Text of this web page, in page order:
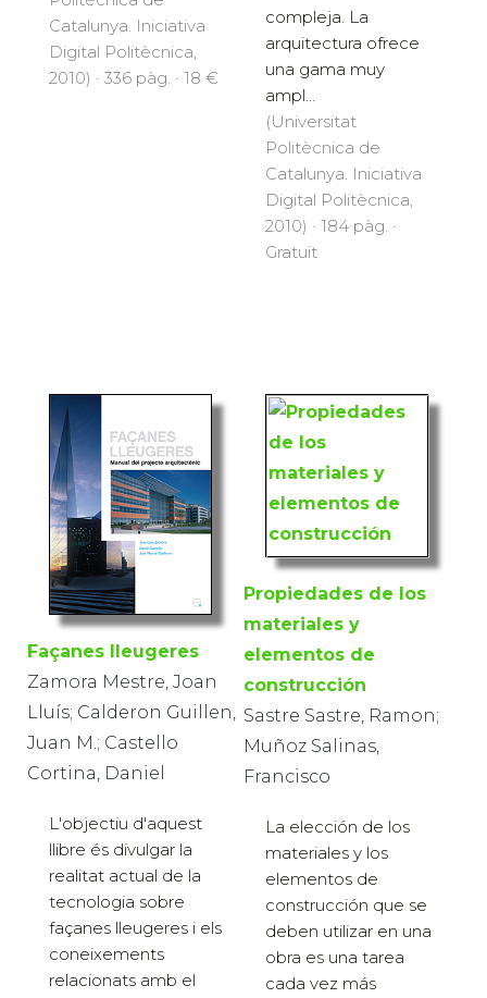
Catalunya. Iniciativa
Digital Politècnica,
2010) · 336 pàg. · 18 €
compleja. La
arquitectura ofrece
una gama muy
ampl...
(Universitat
Politècnica de
Catalunya. Iniciativa
Digital Politècnica,
2010) · 184 pàg. ·
Gratuït
Façanes lleugeres
Zamora Mestre, Joan
Lluís; Calderon Guillen,
Juan M.; Castello
Cortina, Daniel
L'objectiu d'aquest
llibre és divulgar la
realitat actual de la
tecnologia sobre
façanes lleugeres i els
coneixements
relacionats amb el
Propiedades de los
materiales y
elementos de
construcción
Sastre Sastre, Ramon;
Muñoz Salinas,
Francisco
La elección de los
materiales y los
elementos de
construcción que se
deben utilizar en una
obra es una tarea
cada vez más